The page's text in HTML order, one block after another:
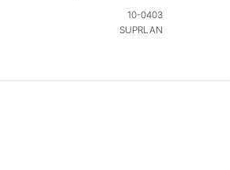
10-0403
SUPRLAN